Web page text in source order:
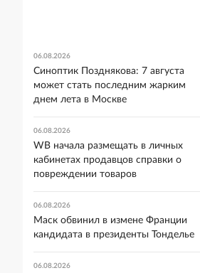
06.08.2026
Синоптик Позднякова: 7 августа
может стать последним жарким
днем лета в Москве
06.08.2026
WB начала размещать в личных
кабинетах продавцов справки о
повреждении товаров
06.08.2026
Маск обвинил в измене Франции
кандидата в президенты Тонделье
06.08.2026